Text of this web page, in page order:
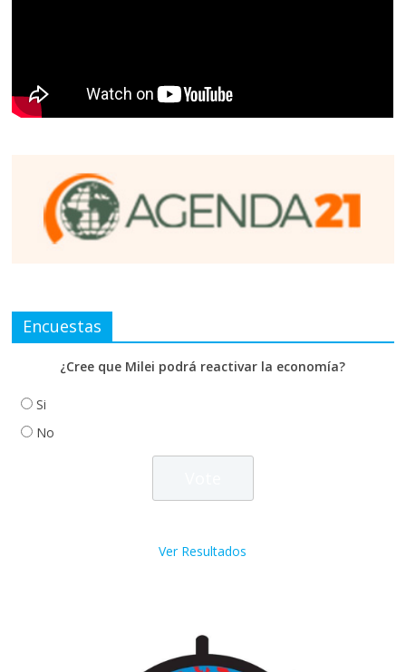
Encuestas
¿Cree que Milei podrá reactivar la economía?
Si
No
Ver Resultados